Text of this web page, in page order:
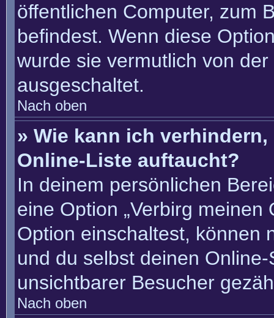
öffentlichen Computer, zum
befindest. Wenn diese
wurde sie vermutlich von
ausgeschaltet.
Nach oben
» Wie kann ich
Online-Liste auftaucht?
In deinem persönlichen
eine Option „Verbirg meinen
Option einschaltest, können
und du selbst deinen
unsichtbarer Besucher
Nach oben